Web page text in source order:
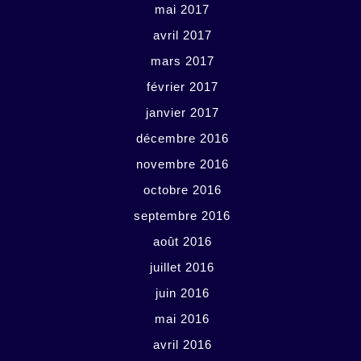
mai 2017
avril 2017
mars 2017
février 2017
janvier 2017
décembre 2016
novembre 2016
octobre 2016
septembre 2016
août 2016
juillet 2016
juin 2016
mai 2016
avril 2016